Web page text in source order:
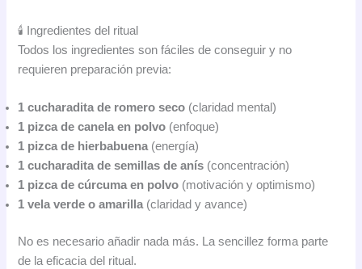
🕯️ Ingredientes del ritual
Todos los ingredientes son fáciles de conseguir y no
requieren preparación previa:
1 cucharadita de romero seco (claridad mental)
1 pizca de canela en polvo (enfoque)
1 pizca de hierbabuena(energía)
1 cucharadita de semillas de anís (concentración)
1 pizca de cúrcuma en polvo (motivación y optimismo)
1 vela verde o amarilla(claridad y avance)
No es necesario añadir nada más. La sencillez forma parte
de la eficacia del ritual.